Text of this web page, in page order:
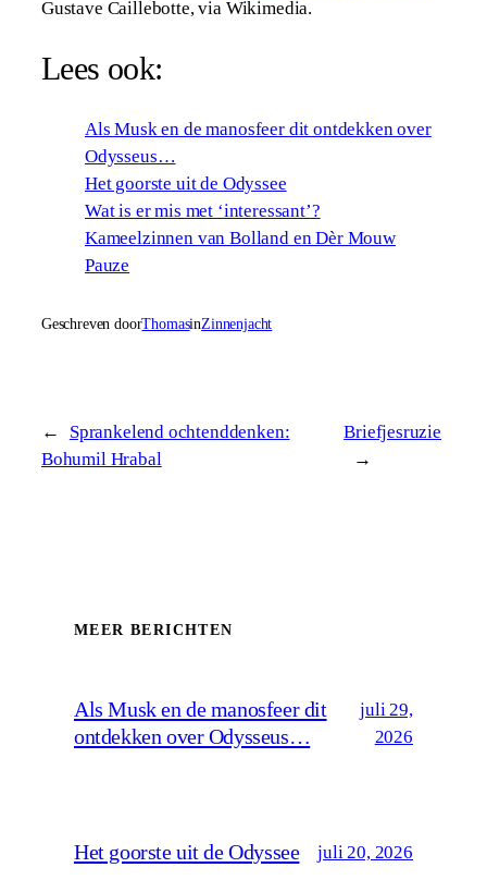
Gustave Caillebotte, via Wikimedia.
Lees ook:
Als Musk en de manosfeer dit ontdekken over
Odysseus…
Het goorste uit de Odyssee
Wat is er mis met ‘interessant’?
Kameelzinnen van Bolland en Dèr Mouw
Pauze
Geschreven doorThomasinZinnenjacht
←
Sprankelend ochtenddenken:
Bohumil Hrabal
Briefjesruzie
→
MEER BERICHTEN
Als Musk en de manosfeer dit
ontdekken over Odysseus…
juli 29,
2026
Het goorste uit de Odyssee juli 20, 2026